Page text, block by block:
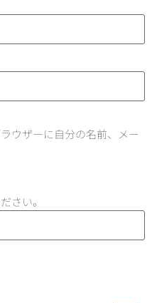
ウザーに自分の名前、メー
さい。